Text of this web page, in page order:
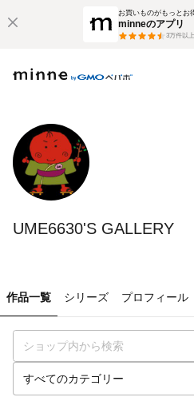
お買いものがもっとお
minneのアプリ
3万件以上
UME6630'S GALLERY
作品一覧 シリーズ プロフィール